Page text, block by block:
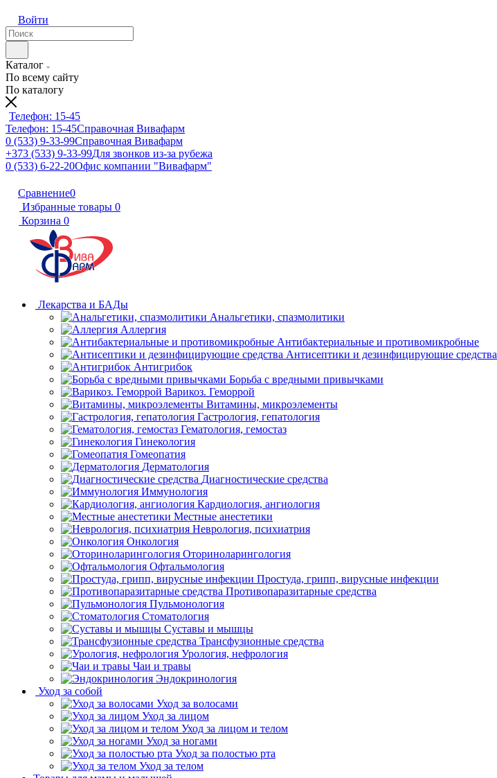
Войти
Каталог
По всему сайту
По каталогу
Телефон: 15-45
Телефон: 15-45Справочная Вивафарм
0 (533) 9-33-99Справочная Вивафарм
+373 (533) 9-33-99Для звонков из-за рубежа
0 (533) 6-22-20Офис компании "Вивафарм"
Сравнение0
Избранные товары 0
Корзина 0
Лекарства и БАДы
Анальгетики, спазмолитики
Аллергия
Антибактериальные и противомикробные
Антисептики и дезинфицирующие средства
Антигрибок
Борьба с вредными привычками
Варикоз. Геморрой
Витамины, микроэлементы
Гастрология, гепатология
Гематология, гемостаз
Гинекология
Гомеопатия
Дерматология
Диагностические средства
Иммунология
Кардиология, ангиология
Местные анестетики
Неврология, психиатрия
Онкология
Оториноларингология
Офтальмология
Простуда, грипп, вирусные инфекции
Противопаразитарные средства
Пульмонология
Стоматология
Суставы и мышцы
Трансфузионные средства
Урология, нефрология
Чаи и травы
Эндокринология
Уход за собой
Уход за волосами
Уход за лицом
Уход за лицом и телом
Уход за ногами
Уход за полостью рта
Уход за телом